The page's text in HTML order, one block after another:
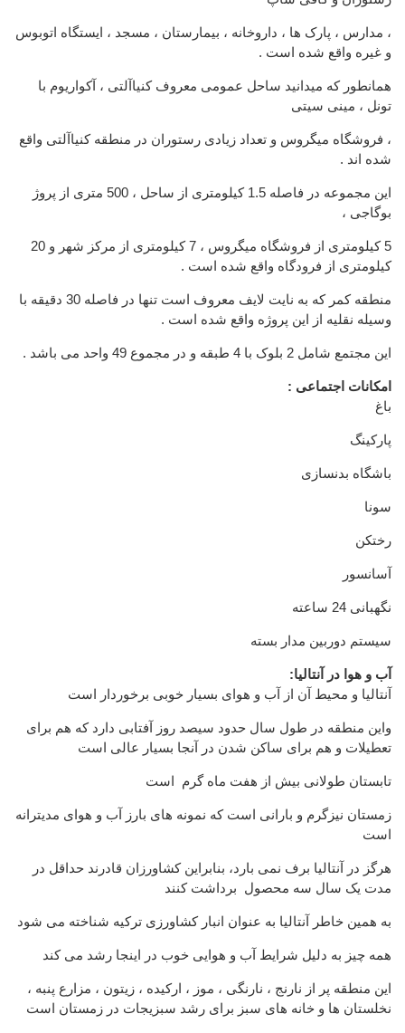
، مدارس ، پارک ها ، داروخانه ، بیمارستان ، مسجد ، ایستگاه اتوبوس
و غیره واقع شده است .
همانطور که میدانید ساحل عمومی معروف کنیاآلتی ، آکواریوم با
تونل ، مینی سیتی
، فروشگاه میگروس و تعداد زیادی رستوران در منطقه کنیاآلتی واقع
شده اند .
این مجموعه در فاصله 1.5 کیلومتری از ساحل ، 500 متری از پروژ
بوگاجی ،
5 کیلومتری از فروشگاه میگروس ، 7 کیلومتری از مرکز شهر و 20
کیلومتری از فرودگاه واقع شده است .
منطقه کمر که به نایت لایف معروف است تنها در فاصله 30 دقیقه با
وسیله نقلیه از این پروژه واقع شده است .
این مجتمع شامل 2 بلوک با 4 طبقه و در مجموع 49 واحد می باشد .
امکانات اجتماعی :
باغ
پارکینگ
باشگاه بدنسازی
سونا
رختکن
آسانسور
نگهبانی 24 ساعته
سیستم دوربین مدار بسته
:آب و هوا در آنتالیا
آنتالیا و محیط آن از آب و هوای بسیار خوبی برخوردار است
واین منطقه در طول سال حدود سیصد روز آفتابی دارد که هم برای
تعطیلات و هم برای ساکن شدن در آنجا بسیار عالی است
تابستان طولانی بیش از هفت ماه گرم است
زمستان نیزگرم و بارانی است که نمونه های بارز آب و هوای مدیترانه
است
هرگز در آنتالیا برف نمی بارد، بنابراین کشاورزان قادرند حداقل در
مدت یک سال سه محصول برداشت کنند
به همین خاطر آنتالیا به عنوان انبار کشاورزی ترکیه شناخته می شود
همه چیز به دلیل شرایط آب و هوایی خوب در اینجا رشد می کند
این منطقه پر از نارنج ، نارنگی ، موز ، ارکیده ، زیتون ، مزارع پنبه ،
نخلستان ها و خانه های سبز برای رشد سبزیجات در زمستان است